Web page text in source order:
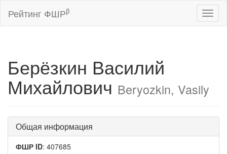
Рейтинг ФШРβ
Берёзкин Василий
Михайлович Beryozkin, Vasily
Общая информация
ФШР ID: 407685